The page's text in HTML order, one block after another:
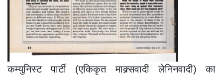
कम्युनिस्ट पार्टी (एकिकृत माक्र्सवादी लेनिनवादी) का